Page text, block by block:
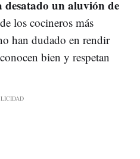
desatado un aluvión de
los cocineros más
han dudado en rendir
bien y respetan